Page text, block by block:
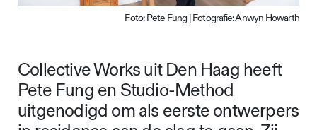
Foto: Pete Fung | Fotografie: Anwyn Howarth
Collective Works uit Den Haag heeft
Pete Fung en Studio-Method
uitgenodigd om als eerste ontwerpers